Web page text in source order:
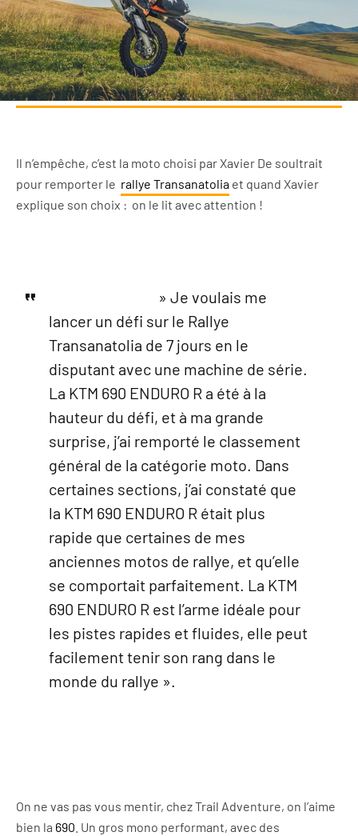
Il n’empêche, c’est la moto choisi par Xavier De soultrait
pour remporter le rallye Transanatolia et quand Xavier
explique son choix : on le lit avec attention !
» Je voulais me
lancer un défi sur le Rallye
Transanatolia de 7 jours en le
disputant avec une machine de série.
La KTM 690 ENDURO R a été à la
hauteur du défi, et à ma grande
surprise, j’ai remporté le classement
général de la catégorie moto. Dans
certaines sections, j’ai constaté que
la KTM 690 ENDURO R était plus
rapide que certaines de mes
anciennes motos de rallye, et qu’elle
se comportait parfaitement. La KTM
690 ENDURO R est l’arme idéale pour
les pistes rapides et fluides, elle peut
facilement tenir son rang dans le
monde du rallye ».
On ne vas pas vous mentir, chez Trail Adventure, on l’aime
bien la 690 . Un gros mono performant, avec des